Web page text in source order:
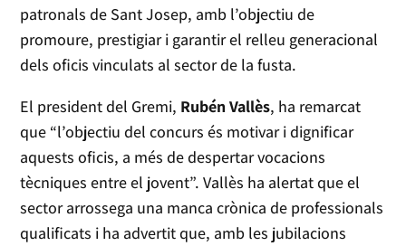
patronals de Sant Josep, amb l’objectiu de
promoure, prestigiar i garantir el relleu generacional
dels oficis vinculats al sector de la fusta.
El president del Gremi, Rubén Vallès, ha remarcat
que “l’objectiu del concurs és motivar i dignificar
aquests oficis, a més de despertar vocacions
tècniques entre el jovent”. Vallès ha alertat que el
sector arrossega una manca crònica de professionals
qualificats i ha advertit que, amb les jubilacions